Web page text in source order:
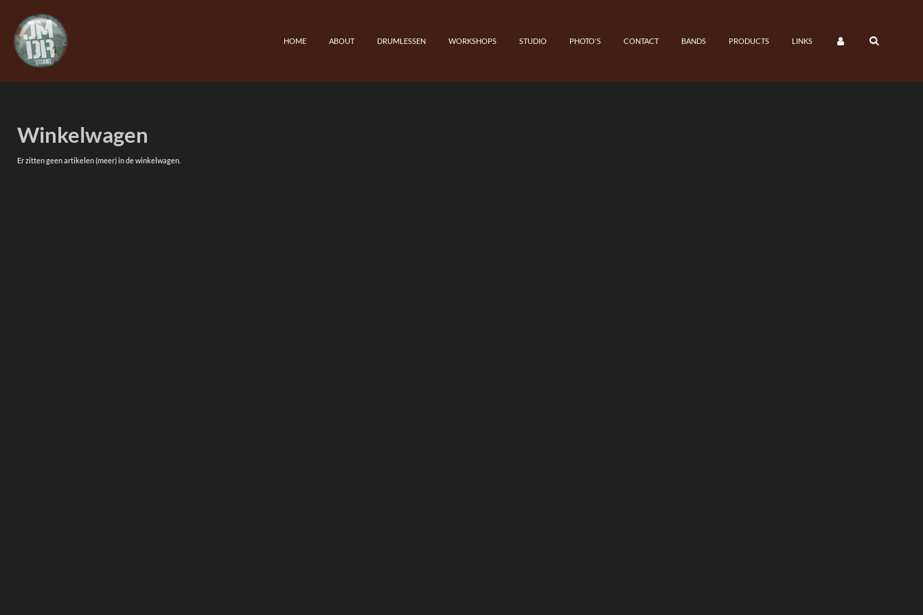
direct
naar
de
hoofdinhoud
HOME ABOUT DRUMLESSEN WORKSHOPS STUDIO PHOTO'S CONTACT BANDS PRODUCTS LINKS
Winkelwagen
Er zitten geen artikelen (meer) in de winkelwagen.